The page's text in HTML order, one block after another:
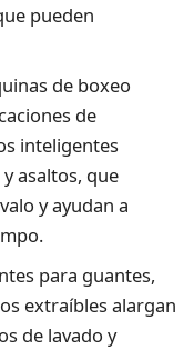
pueden
de boxeo
de
inteligentes
asaltos, que
y ayudan a
para guantes,
extraíbles alargan
de lavado y